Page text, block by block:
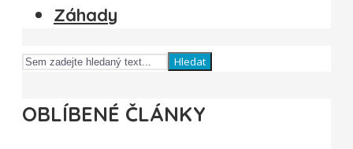
Záhady
Hledat
OBLÍBENÉ ČLÁNKY